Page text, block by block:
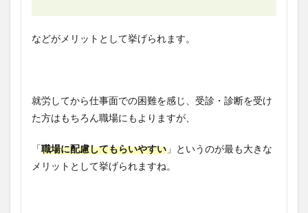
などがメリットとして挙げられます。
就労してから仕事面での困難を感じ、受診・診断を受け
た方はもちろん職場にもよりますが、
「職場に配慮してもらいやすい 」というのが最も大きな
メリットとして挙げられますね。